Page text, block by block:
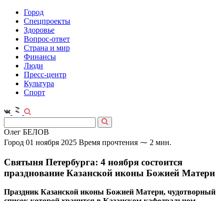
Город
Спецпроекты
Здоровье
Вопрос-ответ
Страна и мир
Финансы
Люди
Пресс-центр
Культура
Спорт
Олег БЕЛОВ
Город 01 ноября 2025 Время прочтения ⁓ 2 мин.
Святыня Петербурга: 4 ноября состоится
празднование Казанской иконы Божией Матери
Праздник Казанской иконы Божией Матери, чудотворный